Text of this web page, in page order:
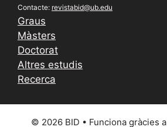
Contacte: revistabid@ub.edu
Graus
Màsters
Doctorat
Altres estudis
Recerca
© 2026 BID • Funciona gràcies a